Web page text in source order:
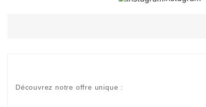
Découvrez notre offre unique :